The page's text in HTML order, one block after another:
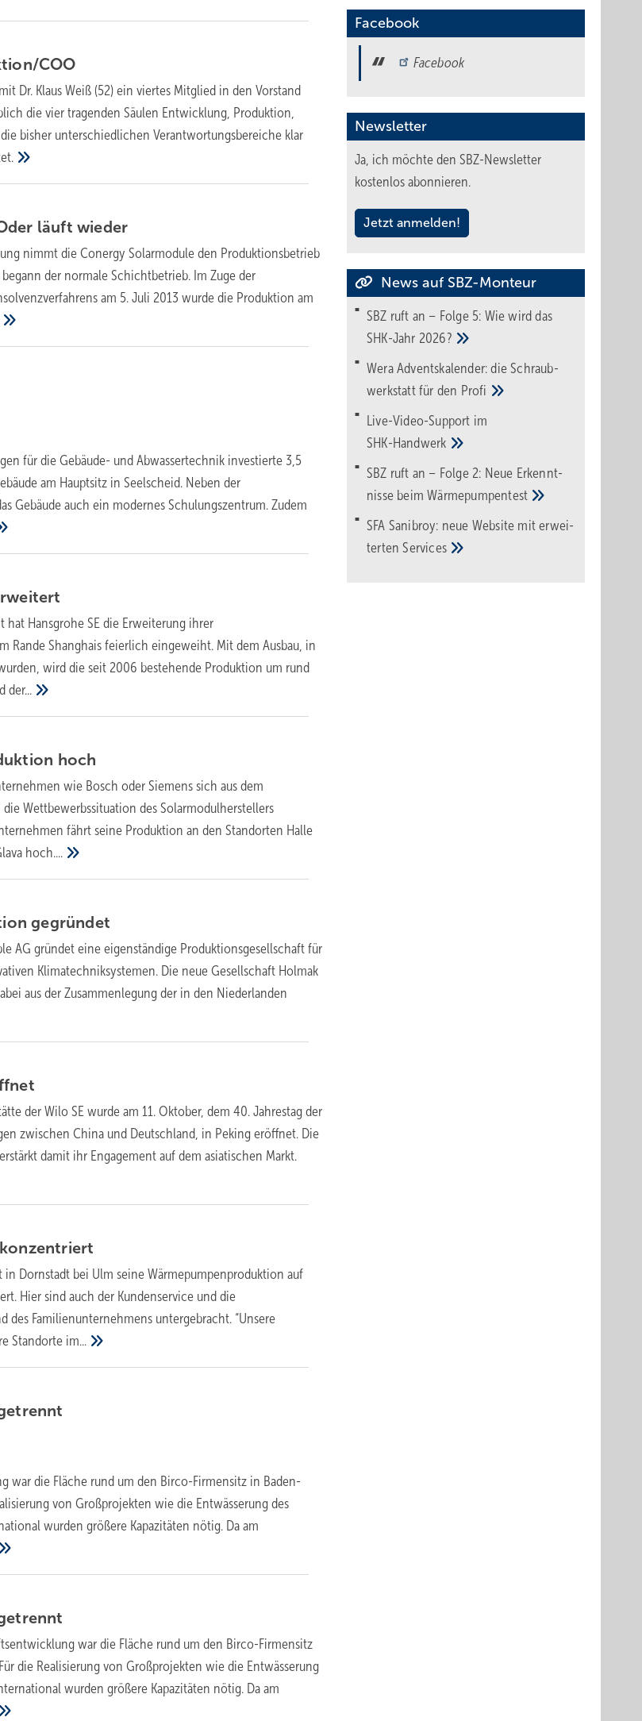
COO
Dr. Klaus Weiß (52) ein viertes Mitglied in den Vorstand
die vier tragenden Säulen Entwicklung, Produktion,
bisher unterschiedlichen Verantwortungsbereiche klar
läuftwieder
nimmt die Conergy Solarmodule den Produktionsbetrieb
der normale Schichtbetrieb. Im Zuge der
am 5. Juli 2013 wurde die Produktion am
für die Gebäude- und Abwassertechnik investierte 3,5
am Hauptsitz in Seelscheid. Neben der
Gebäude auch ein modernes Schulungszentrum. Zudem
hat Hansgrohe SE die Erweiterung ihrer
Rande Shanghais feierlich eingeweiht. Mit dem Ausbau, in
wird die seit 2006 bestehende Produktion um rund
der...
hoch
wie Bosch oder Siemens sich aus dem
Wettbewerbssituation des Solarmodulherstellers
fährt seine Produktion an den Standorten Halle
hoch....
gegründet
AG gründet eine eigenständige Produktionsgesellschaft für
Klimatechniksystemen. Die neue Gesellschaft Holmak
aus der Zusammenlegung der in den Niederlanden
der Wilo SE wurde am 11. Oktober, dem 40. Jahrestag der
zwischen China und Deutschland, in Peking eröffnet. Die
damit ihr Engagement auf dem asiatischen Markt.
konzentriert
in Dornstadt bei Ulm seine Wärmepumpenproduktion auf
Hier sind auch der Kundenservice und die
des Familienunternehmens untergebracht. “Unsere
Standorte im...
war die Fläche rund um den Birco-Firmensitz in Baden-
von Großprojekten wie die Entwässerung des
wurden größere Kapazitäten nötig. Da am
war die Fläche rund um den Birco-Firmensitz
die Realisierung von Großprojekten wie die Entwässerung
wurden größere Kapazitäten nötig. Da am
Facebook
Facebook
Newsletter
Ja, ich möchte den SBZ-Newsletter
kostenlos abonnieren.
Jetzt anmelden!
News auf SBZ-Monteur
SBZ ruft an – Folge 5: Wie wird das
SHK-Jahr 2026?
Wera Adventskalender: die Schraub­
werk­statt für den Pro­fi
Live-Video-Support im
SHK-Handwerk
SBZ ruft an – Folge 2: Neue Erkennt­
nisse beimWärme­pumpen­test
SFA Sanibroy: neue Web­site mit erwei­
tertenServices